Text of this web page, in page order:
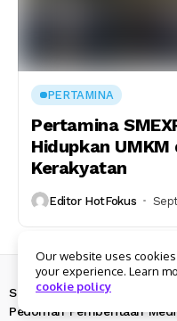
PERTAMINA
Pertamina
Hidupkan UMKM
Kerakyatan
Editor HotFokus
Copyright © 2025
Sekilas HotFokus
Pedoman Pemberitaan
Our website uses
your experience. Learn
cookie policy